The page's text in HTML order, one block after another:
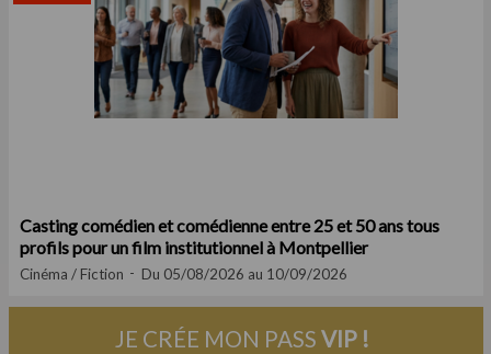
Casting comédien et comédienne entre 25 et 50 ans tous
profils pour un film institutionnel à Montpellier
Cinéma / Fiction Du 05/08/2026 au 10/09/2026
JE CRÉE MON PASSVIP !